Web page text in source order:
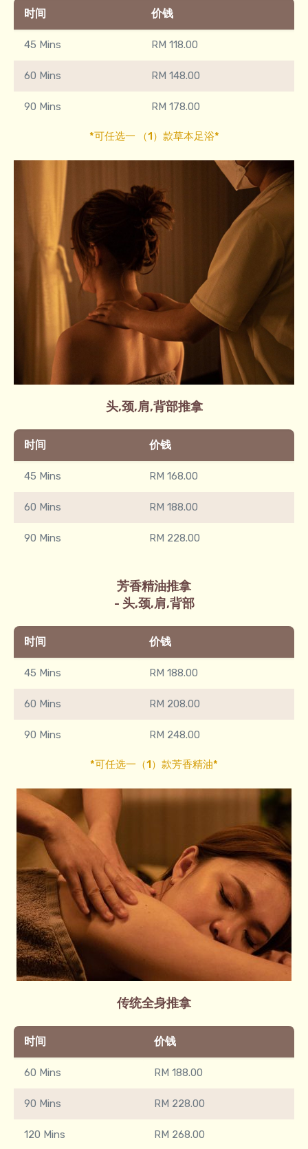
时间 价钱
45 Mins RM 118.00
60 Mins RM 148.00
90 Mins RM 178.00
*可任选一 （1）款草本足浴*
头,颈,肩,背部推拿
时间 价钱
45 Mins RM 168.00
60 Mins RM 188.00
90 Mins RM 228.00
芳香精油推拿
- 头,颈,肩,背部
时间 价钱
45 Mins RM 188.00
60 Mins RM 208.00
90 Mins RM 248.00
*可任选一（1）款芳香精油*
传统全身推拿​
时间 价钱
60 Mins RM 188.00
90 Mins RM 228.00
120 Mins RM 268.00